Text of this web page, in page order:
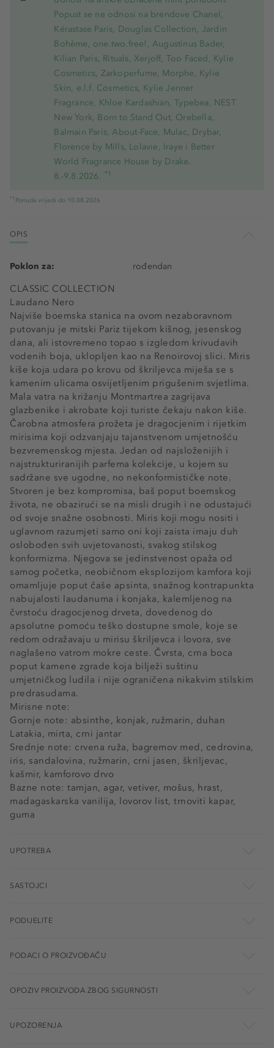
Popust se ne odnosi na brendove Chanel,
Kérastase Paris, Douglas Collection, Jardin
Bohème, one.two.free!, Augustinus Bader,
Kilian Paris, Rituals, Xerjoff, Too Faced, Kylie
Cosmetics, Zarkoperfume, Morphe, Kylie
Skin, e.l.f. Cosmetics, Kylie Jenner
Fragrance, Khloe Kardashian, Typebea, NEST
New York, Born to Stand Out, Orebella,
Balmain Paris, About-Face, Mulac, Drybar,
Florence by Mills, Lolavie, Iraye i Better
World Fragrance House by Drake.
8.-9.8.2026. *1
*1 Ponuda vrijedi do 10.08.2026
OPIS
CLASSIC COLLECTION
Laudano Nero
Najviše boemska stanica na ovom nezaboravnom
putovanju je mitski Pariz tijekom kišnog, jesenskog
dana, ali istovremeno topao s izgledom krivudavih
vodenih boja, uklopljen kao na Renoirovoj slici. Miris
kiše koja udara po krovu od škriljevca miješa se s
kamenim ulicama osvijetljenim prigušenim svjetlima.
Mala vatra na križanju Montmartrea zagrijava
glazbenike i akrobate koji turiste čekaju nakon kiše.
Čarobna atmosfera prožeta je dragocjenim i rijetkim
mirisima koji odzvanjaju tajanstvenom umjetnošću
bezvremenskog mjesta. Jedan od najsloženijih i
najstrukturiranijih parfema kolekcije, u kojem su
sadržane sve ugodne, no nekonformističke note.
Stvoren je bez kompromisa, baš poput boemskog
života, ne obazirući se na misli drugih i ne odustajući
od svoje snažne osobnosti. Miris koji mogu nositi i
uglavnom razumjeti samo oni koji zaista imaju duh
oslobođen svih uvjetovanosti, svakog stilskog
konformizma. Njegova se jedinstvenost opaža od
samog početka, neobičnom eksplozijom kamfora koji
omamljuje poput čaše apsinta, snažnog kontrapunkta
nabujalosti laudanuma i konjaka, kalemljenog na
čvrstoću dragocjenog drveta, dovedenog do
apsolutne pomoću teško dostupne smole, koje se
redom odražavaju u mirisu škriljevca i lovora, sve
naglašeno vatrom mokre ceste. Čvrsta, crna boca
poput kamene zgrade koja bilježi suštinu
umjetničkog ludila i nije ograničena nikakvim stilskim
predrasudama.
Mirisne note:
Gornje note: absinthe, konjak, ružmarin, duhan
Latakia, mirta, crni jantar
Srednje note: crvena ruža, bagremov med, cedrovina,
iris, sandalovina, ružmarin, crni jasen, škriljevac,
kašmir, kamforovo drvo
Bazne note: tamjan, agar, vetiver, mošus, hrast,
madagaskarska vanilija, lovorov list, trnoviti kapar,
guma
Poklon za: rođendan
UPOTREBA
SASTOJCI
PODIJELITE
PODACI O PROIZVOĐAČU
OPOZIV PROIZVODA ZBOG SIGURNOSTI
UPOZORENJA